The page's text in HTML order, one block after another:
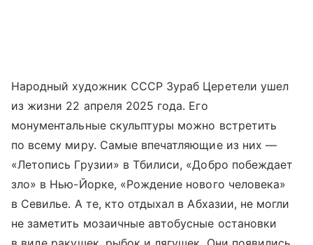
Народный художник СССР Зураб Церетели ушел
из жизни 22 апреля 2025 года. Его
монументальные скульптуры можно встретить
по всему миру. Самые впечатляющие из них —
«Летопись Грузии» в Тбилиси, «Добро побеждает
зло» в Нью-Йорке, «Рождение нового человека»
в Севилье. А те, кто отдыхал в Абхазии, не могли
не заметить мозаичные автобусные остановки